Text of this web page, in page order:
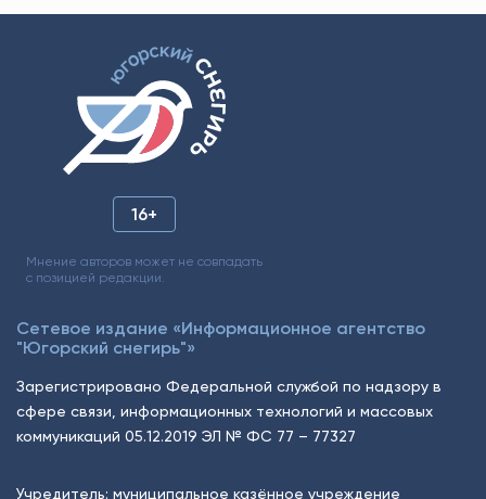
16+
Мнение авторов может не совпадать
с позицией редакции.
Сетевое издание «Информационное агентство
"Югорский снегирь"»
Зарегистрировано Федеральной службой по надзору в
сфере связи, информационных технологий и массовых
коммуникаций 05.12.2019 ЭЛ № ФС 77 – 77327
Учредитель: муниципальное казённое учреждение